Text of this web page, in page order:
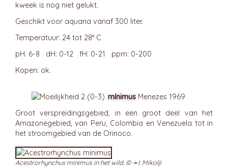
kweek is nog niet gelukt.
Geschikt voor aquaria vanaf 300 liter.
Temperatuur: 24 tot 28° C
pH: 6-8 dH: 0-12 fH: 0-21 ppm: 0-200
Kopen: ok.
mínimus Menezes 1969
Groot verspreidingsgebied, in een groot deel van het
Amazonegebied, van Peru, Colombia en Venezuela tot in
het stroomgebied van de Orinoco.
Acestrorhynchus minimus in het wild. © ➛I. Mikolji